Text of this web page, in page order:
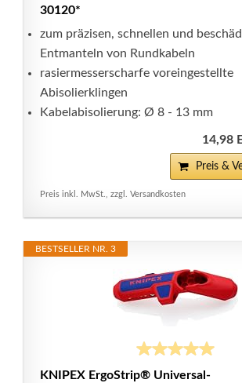
30120*
zum präzisen, schnellen und
Entmanteln von Rundkabeln
rasiermesserscharfe voreingestellte
Abisolierklingen
Kabelabisolierung: Ø 8 - 13 mm
14,98
Preis &
Preis inkl. MwSt., zzgl. Versandkosten
BESTSELLER NR. 3
KNIPEX ErgoStrip® Universal-